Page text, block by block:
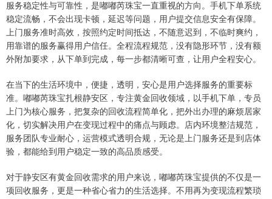
服务稳定性与可靠性，是嘟嘟芮珠宝一直重视的方向。手机下单系统
稳定流畅，不会出现卡顿，延迟等问题，用户提交信息安全有保障。
上门服务准时高效，按照约定时间抵达，不随意迟到，不临时爽约，
用靠谱的服务赢得用户信任。全程流程规范，没有隐形环节，没有额
外附加要求，从下单到完成，每一步都清晰可查，让用户全程安心。
在当下的生活环境中，便捷，透明，安心是用户选择服务的重要标
准。嘟嘟芮珠宝扎根静安区，专注黄金回收领域，以手机下单，专员
上门为核心服务，把复杂的回收流程简单化，把外出办理的麻烦居家
化，切实解决用户在变现过程中的痛点与顾虑。店内环境整洁规范，
服务团队专业耐心，运营模式透明合规，无论是上门服务还是到店体
验，都能给到用户稳定一致的高品质感受。
对于静安区有黄金回收需求的用户来说，嘟嘟芮珠宝提供的不仅是一
项回收服务，更是一种省心省力的生活选择。不用再为变现流程繁琐